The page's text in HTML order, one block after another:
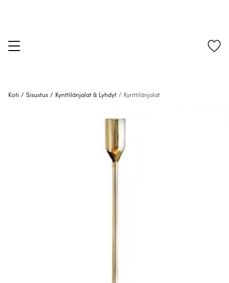
Koti / Sisustus / Kynttilänjalat & Lyhdyt / Kynttilänjalat